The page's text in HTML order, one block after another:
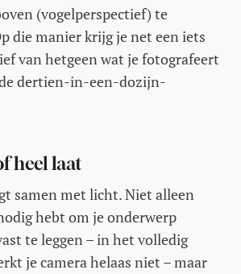
(vogelperspectief) te
die manier krijg je net een iets
van hetgeen wat je fotografeert
dertien-in-een-dozijn-
heel laat
samen met licht. Niet alleen
hebt om je onderwerp
te leggen – in het volledig
je camera helaas niet – maar